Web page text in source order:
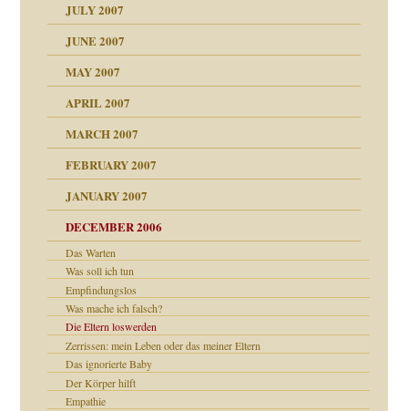
in meiner
JULY 2007
JUNE 2007
MAY 2007
APRIL 2007
MARCH 2007
FEBRUARY 2007
JANUARY 2007
DECEMBER 2006
Das Warten
Was soll ich tun
Empfindungslos
Was mache ich falsch?
Die Eltern loswerden
Zerrissen: mein Leben oder das meiner Eltern
Das ignorierte Baby
Der Körper hilft
Empathie